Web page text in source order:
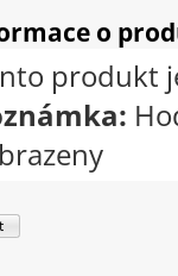
o
produkt